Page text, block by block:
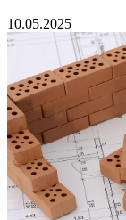
10.05.2025